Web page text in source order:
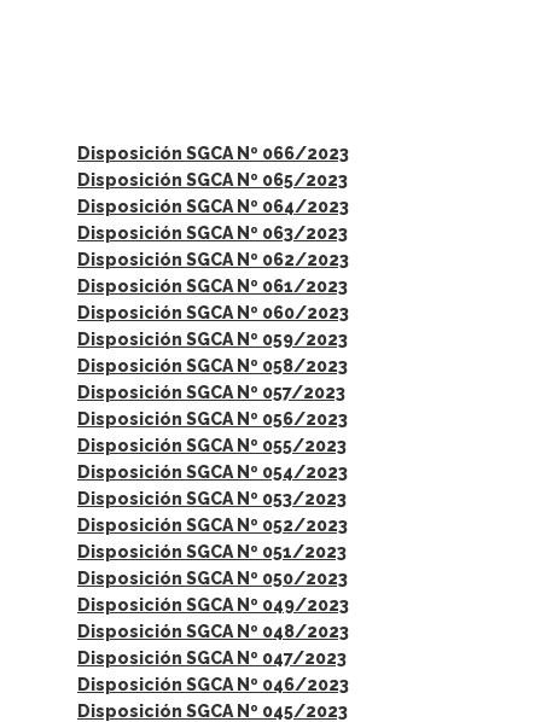
Disposición SGCA Nº 066/2023
Disposición SGCA Nº 065/2023
Disposición SGCA Nº 064/2023
Disposición SGCA Nº 063/2023
Disposición SGCA Nº 062/2023
Disposición SGCA Nº 061/2023
Disposición SGCA Nº 060/2023
Disposición SGCA Nº 059/2023
Disposición SGCA Nº 058/2023
Disposición SGCA Nº 057/2023
Disposición SGCA Nº 056/2023
Disposición SGCA Nº 055/2023
Disposición SGCA Nº 054/2023
Disposición SGCA Nº 053/2023
Disposición SGCA Nº 052/2023
Disposición SGCA Nº 051/2023
Disposición SGCA Nº 050/2023
Disposición SGCA Nº 049/2023
Disposición SGCA Nº 048/2023
Disposición SGCA Nº 047/2023
Disposición SGCA Nº 046/2023
Disposición SGCA Nº 045/2023